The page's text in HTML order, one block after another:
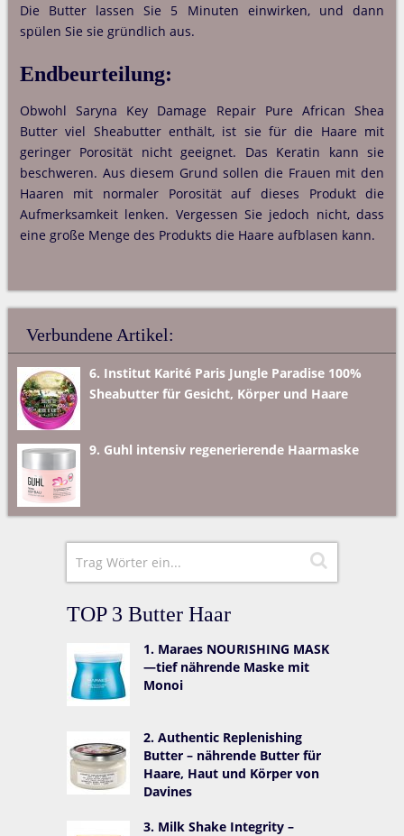
Die Butter lassen Sie 5 Minuten einwirken, und dann
spülen Sie sie gründlich aus.
Endbeurteilung:
Obwohl Saryna Key Damage Repair Pure African Shea
Butter viel Sheabutter enthält, ist sie für die Haare mit
geringer Porosität nicht geeignet. Das Keratin kann sie
beschweren. Aus diesem Grund sollen die Frauen mit den
Haaren mit normaler Porosität auf dieses Produkt die
Aufmerksamkeit lenken. Vergessen Sie jedoch nicht, dass
eine große Menge des Produkts die Haare aufblasen kann.
Verbundene Artikel:
6. Institut Karité Paris Jungle Paradise 100%
Sheabutter für Gesicht, Körper und Haare
9. Guhl intensiv regenerierende Haarmaske
TOP 3 Butter Haar
1. Maraes NOURISHING MASK
—tief nährende Maske mit
Monoi
2. Authentic Replenishing
Butter – nährende Butter für
Haare, Haut und Körper von
Davines
3. Milk Shake Integrity –